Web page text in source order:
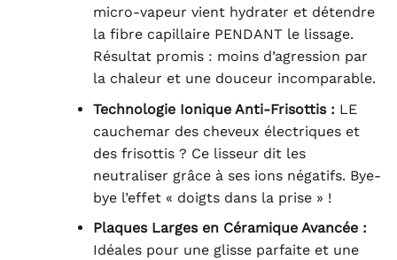
micro-vapeur vient hydrater et détendre
la fibre capillaire PENDANT le lissage.
Résultat promis : moins d’agression par
la chaleur et une douceur incomparable.
Technologie Ionique Anti-Frisottis : LE
cauchemar des cheveux électriques et
des frisottis ? Ce lisseur dit les
neutraliser grâce à ses ions négatifs. Bye-
bye l’effet « doigts dans la prise » !
Plaques Larges en Céramique Avancée :
Idéales pour une glisse parfaite et une